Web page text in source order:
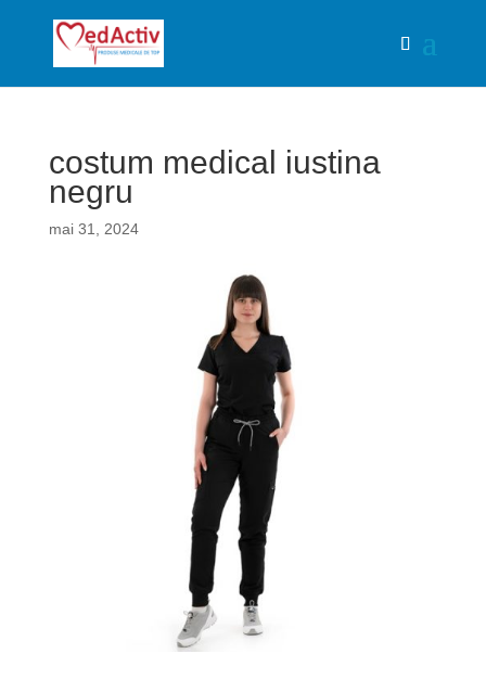
costum medical iustina
negru
mai 31, 2024